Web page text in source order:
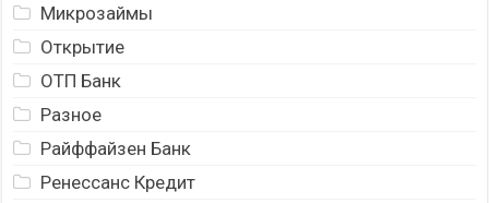
Микрозаймы
Открытие
ОТП Банк
Разное
Райффайзен Банк
Ренессанс Кредит